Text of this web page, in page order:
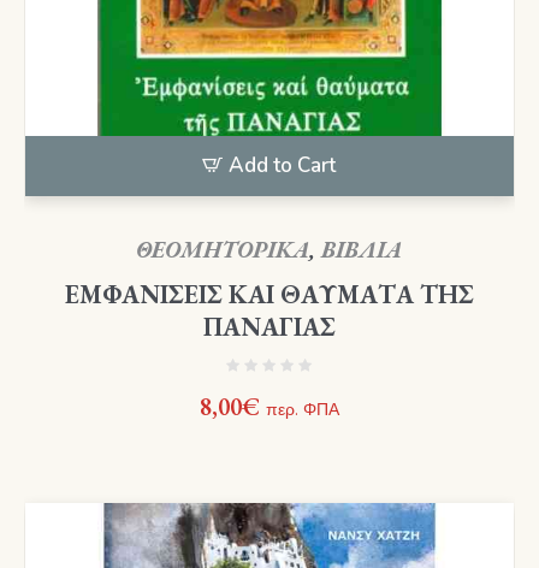
Add to Cart
ΘΕΟΜΗΤΟΡΙΚΑ,ΒΙΒΛΙΑ
ΕΜΦΑΝΙΣΕΙΣ ΚΑΙ ΘΑΥΜΑΤΑ ΤΗΣ
ΠΑΝΑΓΙΑΣ
8,00€ περ. ΦΠΑ